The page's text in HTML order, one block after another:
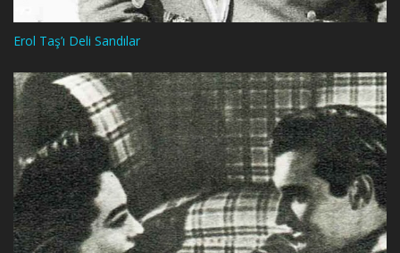
Erol Taş’ı Deli Sandılar